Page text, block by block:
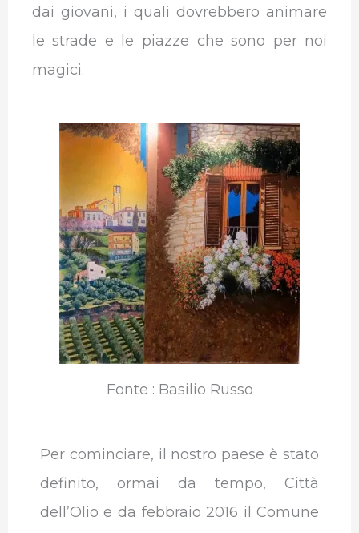
dai giovani, i quali dovrebbero animare
le strade e le piazze che sono per noi
magici.
Fonte : Basilio Russo
Per cominciare, il nostro paese è stato
definito, ormai da tempo, Città
dell’Olio e da febbraio 2016 il Comune